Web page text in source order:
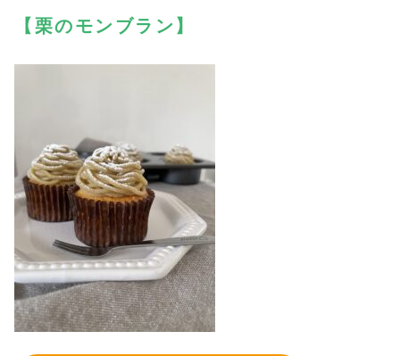
【栗のモンブラン】